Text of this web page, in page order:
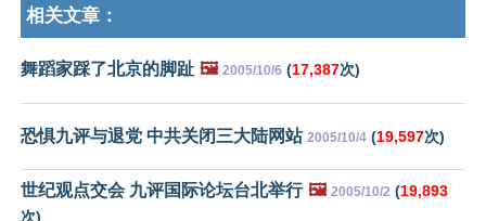
相关文章：
舞蹈家踩了北京的脚趾 🖼️ 2005/10/6 (17,387次)
恐惧九评与退党 中共关闭三大陆网站 2005/10/4 (19,597次)
世纪观点交会 九评国际论坛台北举行 🖼️ 2005/10/2 (19,893
次)